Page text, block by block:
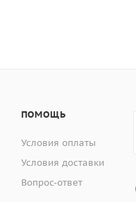
ПОМОЩЬ
Условия оплаты
Условия доставки
Вопрос-ответ